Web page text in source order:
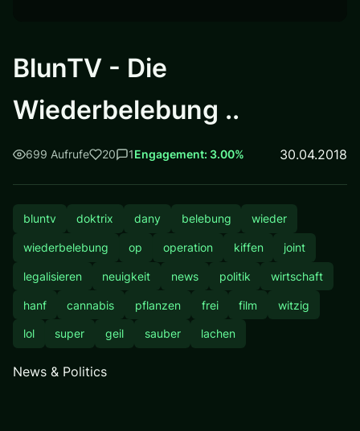
BlunTV - Die
Wiederbelebung ..
699 Aufrufe 20 1Engagement: 3.00% 30.04.2018
bluntv doktrix dany belebung wieder
wiederbelebung op operation kiffen joint
legalisieren neuigkeit news politik wirtschaft
hanf cannabis pflanzen frei film witzig
lol super geil sauber lachen
News & Politics